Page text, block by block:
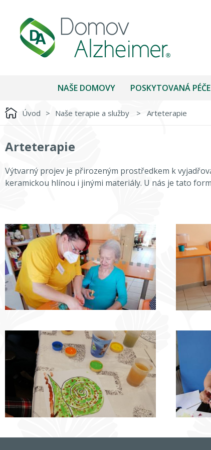
NAŠE DOMOVY POSKYTOVANÁ PÉČE
Úvod > Naše terapie a služby > Arteterapie
Arteterapie
Výtvarný projev je přirozeným prostředkem k
keramickou hlínou i jinými materiály. U nás je tato